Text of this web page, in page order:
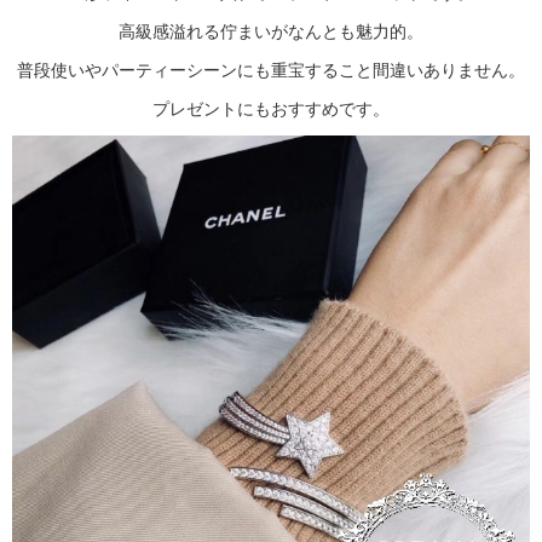
高級感溢れる佇まいがなんとも魅力的。
普段使いやパーティーシーンにも重宝すること間違いありません。
プレゼントにもおすすめです。